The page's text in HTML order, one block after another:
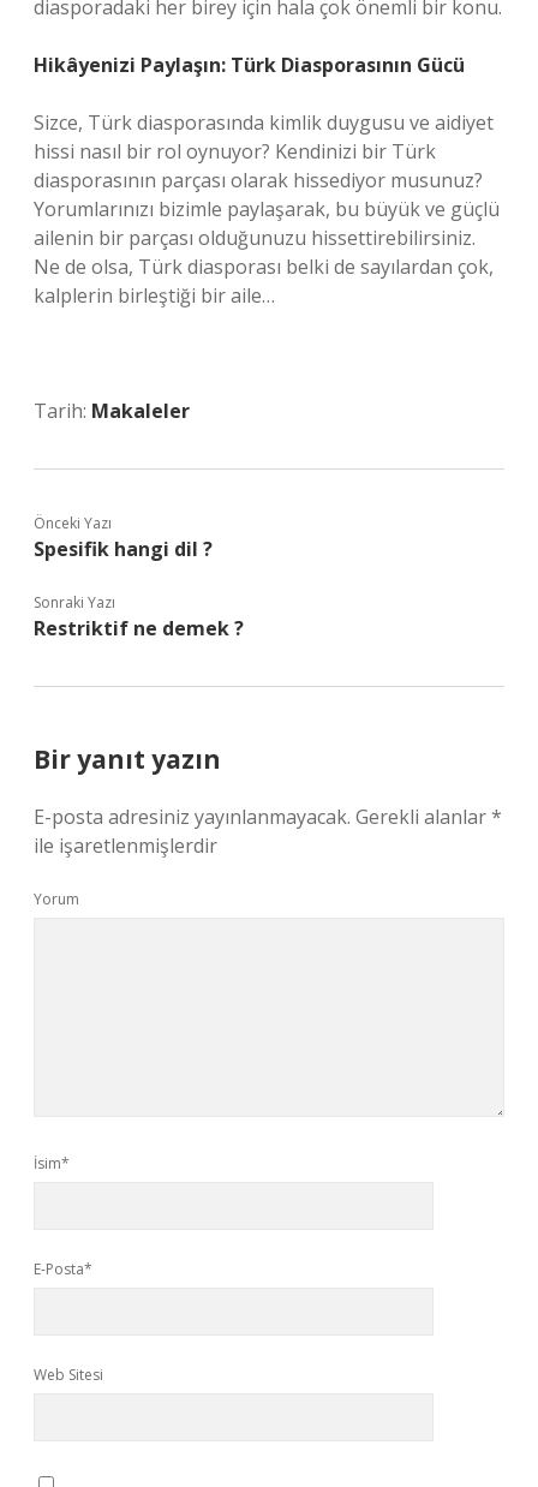
diasporadaki her birey için hala çok önemli bir konu.
Hikâyenizi Paylaşın: Türk Diasporasının Gücü
Sizce, Türk diasporasında kimlik duygusu ve aidiyet
hissi nasıl bir rol oynuyor? Kendinizi bir Türk
diasporasının parçası olarak hissediyor musunuz?
Yorumlarınızı bizimle paylaşarak, bu büyük ve güçlü
ailenin bir parçası olduğunuzu hissettirebilirsiniz.
Ne de olsa, Türk diasporası belki de sayılardan çok,
kalplerin birleştiği bir aile…
Tarih: Makaleler
Önceki Yazı
Spesifik hangi dil ?
Sonraki Yazı
Restriktif ne demek ?
Bir yanıt yazın
E-posta adresiniz yayınlanmayacak. Gerekli alanlar*
ile işaretlenmişlerdir
Yorum
İsim*
E-Posta*
Web Sitesi